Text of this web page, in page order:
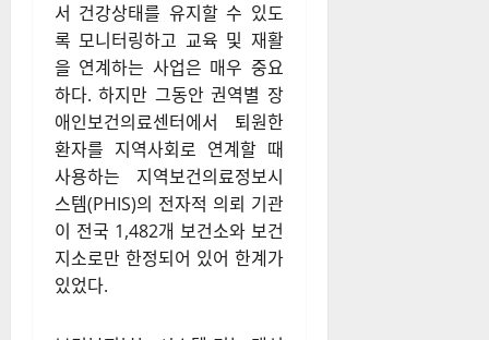
서 건강상태를 유지할 수 있도
록 모니터링하고 교육 및 재활
을 연계하는 사업은 매우 중요
하다. 하지만 그동안 권역별 장
애인보건의료센터에서 퇴원한
환자를 지역사회로 연계할 때
사용하는 지역보건의료정보시
스템(PHIS)의 전자적 의뢰 기관
이 전국 1,482개 보건소와 보건
지소로만 한정되어 있어 한계가
있었다.